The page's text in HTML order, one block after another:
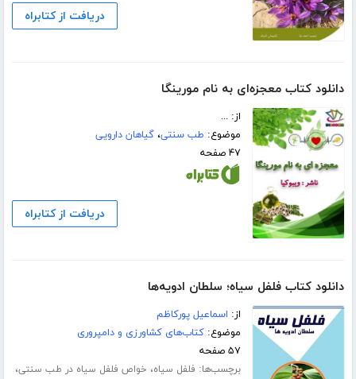
دریافت از کتابراه
دانلود کتاب معجزه‌ای به نام مورینگا
از: ...
موضوع: طب سنتی،گیاهان دارویی
۴۷ صفحه
دریافت از کتابراه
دانلود کتاب فلفل سیاه؛ سلطان ادویه‌ها
از: اسماعیل پورکاظم
موضوع:کتاب‌های کشاورزی و دامپروری
۵۷ صفحه
برچسب‌ها: فلفل سیاه، خواص فلفل سیاه در طب سنتی،